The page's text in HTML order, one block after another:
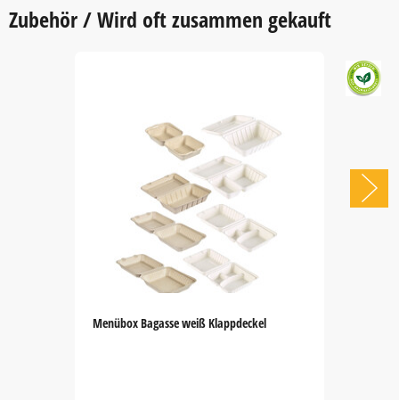
Zubehör / Wird oft zusammen gekauft
Menübox Bagasse weiß Klappdeckel